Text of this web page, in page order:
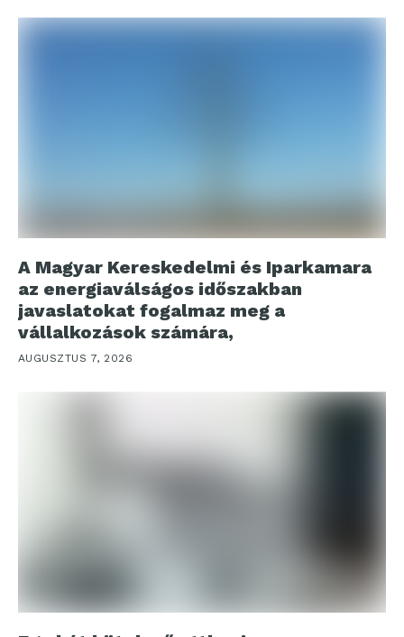
A Magyar Kereskedelmi és Iparkamara
az energiaválságos időszakban
javaslatokat fogalmaz meg a
vállalkozások számára,
AUGUSZTUS 7, 2026